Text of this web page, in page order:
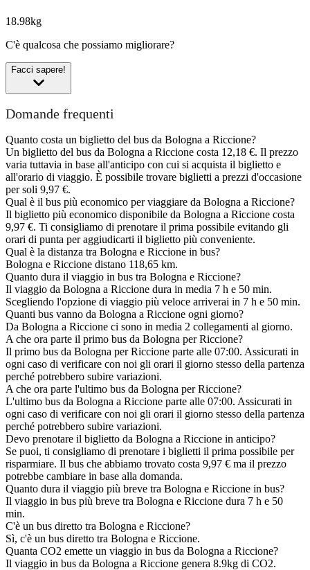
18.98kg
C'è qualcosa che possiamo migliorare?
Facci sapere!
Domande frequenti
Quanto costa un biglietto del bus da Bologna a Riccione?
Un biglietto del bus da Bologna a Riccione costa 12,18 €. Il prezzo
varia tuttavia in base all'anticipo con cui si acquista il biglietto e
all'orario di viaggio. È possibile trovare biglietti a prezzi d'occasione
per soli 9,97 €.
Qual è il bus più economico per viaggiare da Bologna a Riccione?
Il biglietto più economico disponibile da Bologna a Riccione costa
9,97 €. Ti consigliamo di prenotare il prima possibile evitando gli
orari di punta per aggiudicarti il biglietto più conveniente.
Qual è la distanza tra Bologna e Riccione in bus?
Bologna e Riccione distano 118,65 km.
Quanto dura il viaggio in bus tra Bologna e Riccione?
Il viaggio da Bologna a Riccione dura in media 7 h e 50 min.
Scegliendo l'opzione di viaggio più veloce arriverai in 7 h e 50 min.
Quanti bus vanno da Bologna a Riccione ogni giorno?
Da Bologna a Riccione ci sono in media 2 collegamenti al giorno.
A che ora parte il primo bus da Bologna per Riccione?
Il primo bus da Bologna per Riccione parte alle 07:00. Assicurati in
ogni caso di verificare con noi gli orari il giorno stesso della partenza
perché potrebbero subire variazioni.
A che ora parte l'ultimo bus da Bologna per Riccione?
L'ultimo bus da Bologna a Riccione parte alle 07:00. Assicurati in
ogni caso di verificare con noi gli orari il giorno stesso della partenza
perché potrebbero subire variazioni.
Devo prenotare il biglietto da Bologna a Riccione in anticipo?
Se puoi, ti consigliamo di prenotare i biglietti il prima possibile per
risparmiare. Il bus che abbiamo trovato costa 9,97 € ma il prezzo
potrebbe cambiare in base alla domanda.
Quanto dura il viaggio più breve tra Bologna e Riccione in bus?
Il viaggio in bus più breve tra Bologna e Riccione dura 7 h e 50
min.
C'è un bus diretto tra Bologna e Riccione?
Sì, c'è un bus diretto tra Bologna e Riccione.
Quanta CO2 emette un viaggio in bus da Bologna a Riccione?
Il viaggio in bus da Bologna a Riccione genera 8.9kg di CO2.